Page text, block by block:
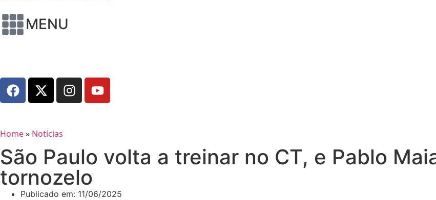
MENU
Home» Notícias
São Paulo volta a treinar no CT, e Pablo
tornozelo
Publicado em: 11/06/2025